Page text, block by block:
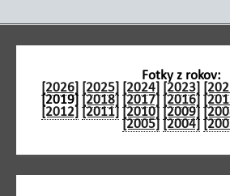
Fotky z rokov:
[2026]
[2025] [2024] [2023]
[2019] [2018] [2017] [2016]
[2012] [2011] [2010] [2009]
[2005] [2004]